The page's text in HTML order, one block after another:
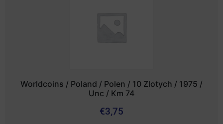
Worldcoins / Poland / Polen / 10 Zlotych / 1975 /
Unc / Km 74
€3,75